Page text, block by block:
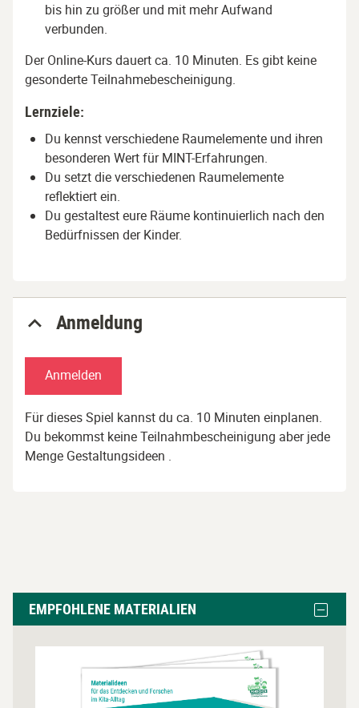
bis hin zu größer und mit mehr Aufwand
verbunden.
Der Online-Kurs dauert ca. 10 Minuten. Es gibt keine
gesonderte Teilnahmebescheinigung.
Lernziele:
Du kennst verschiedene Raumelemente und ihren
besonderen Wert für MINT-Erfahrungen.
Du setzt die verschiedenen Raumelemente
reflektiert ein.
Du gestaltest eure Räume kontinuierlich nach den
Bedürfnissen der Kinder.
Anmeldung
Anmelden
Für dieses Spiel kannst du ca. 10 Minuten einplanen.
Du bekommst keine Teilnahmbescheinigung aber jede
Menge Gestaltungsideen .
Empfohlene
Block
EMPFOHLENE MATERIALIEN